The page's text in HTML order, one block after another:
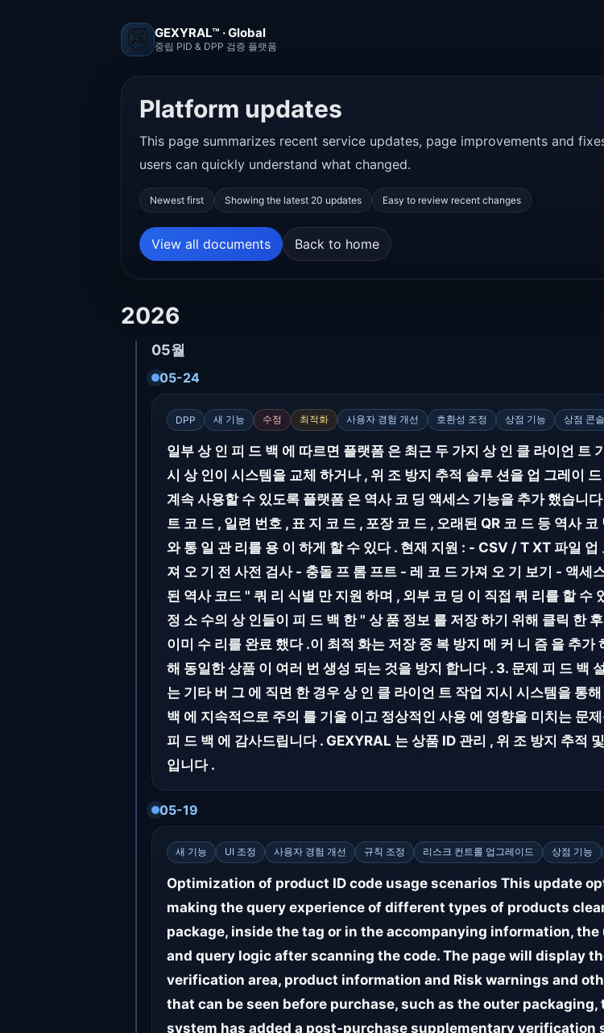
GEXYRAL™ · Global
중립 PID & DPP 검증 플랫폼
Platform updates
This page summarizes recent service updates, page improvements and
users can quickly understand what changed.
Newest first Showing the latest 20 updates Easy to review recent changes
View all documents Back to home
2026
05월
05-24
DPP 새 기능 수정 최적화 사용자 경험 개선 호환성 조정 상점 기능 상점 콘솔
일부 상 인 피 드 백 에 따르면 플랫폼 은 최근 두 가지 상 인 클 라이언 트
시 상 인이 시스템을 교체 하거나 , 위 조 방지 추적 솔루 션을 업 그레이
계속 사용할 수 있도록 플랫폼 은 역사 코 딩 액세스 기능을 추가 했습니
트 코 드 , 일련 번호 , 표 지 코 드 , 포장 코 드 , 오래된 QR 코 드 등 역사
와 통 일 관 리를 용 이 하게 할 수 있다 . 현재 지원 : - CSV / T XT 파일
져 오 기 전 사전 검사 - 충돌 프 롬 프트 - 레 코 드 가져 오 기 보기 - 액세
된 역사 코드 " 쿼 리 식별 만 지원 하며 , 외부 코 딩 이 직접 쿼 리를 할
정 소 수의 상 인들이 피 드 백 한 " 상 품 정보 를 저장 하기 위해 클릭 한
이미 수 리를 완료 했다 .이 최적 화는 저장 중 복 방지 메 커 니 즘 을 추
해 동일한 상품 이 여러 번 생성 되는 것을 방지 합니다 . 3. 문제 피 드 백
는 기타 버 그 에 직면 한 경우 상 인 클 라이언 트 작업 지시 시스템을 통
백 에 지속적으로 주의 를 기울 이고 정상적인 사용 에 영향을 미치는 문
피 드 백 에 감사드립니다 . GEXYRAL 는 상품 ID 관리 , 위 조 방지 추적
입니다 .
05-19
새 기능 UI 조정 사용자 경험 개선 규칙 조정 리스크 컨트롤 업그레이드 상점 기능
Optimization of product ID code usage scenarios This update
making the query experience of different types of products
package, inside the tag or in the accompanying information,
and query logic after scanning the code. The page will display
verification area, product information and Risk warnings and
that can be seen before purchase, such as the outer
system has added a post-purchase supplementary verification